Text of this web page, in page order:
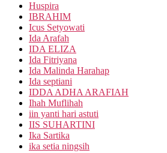
Huspira
IBRAHIM
Icus Setyowati
Ida Arafah
IDA ELIZA
Ida Fitriyana
Ida Malinda Harahap
Ida septiani
IDDA ADHA ARAFIAH
Ihah Muflihah
iin yanti hari astuti
IIS SUHARTINI
Ika Sartika
ika setia ningsih